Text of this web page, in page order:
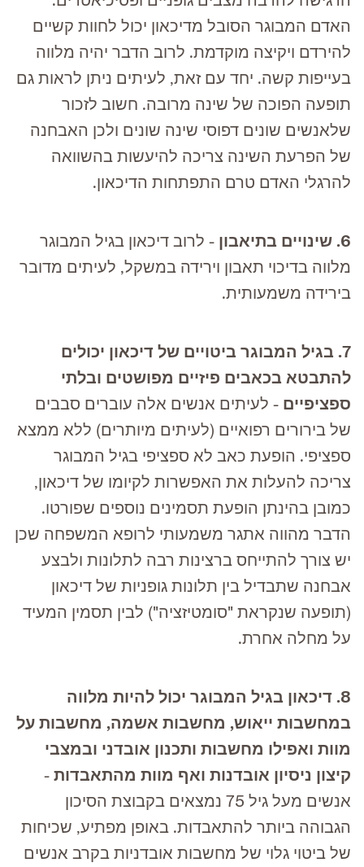
האדם המבוגר הסובל מדיכאון יכול לחוות קשיים
להירדם ויקיצה מוקדמת. לרוב הדבר יהיה מלווה
בעייפות קשה. יחד עם זאת, לעיתים ניתן לראות גם
תופעה הפוכה של שינה מרובה. חשוב לזכור
שלאנשים שונים דפוסי שינה שונים ולכן האבחנה
של הפרעת השינה צריכה להיעשות בהשוואה
להרגלי האדם טרם התפתחות הדיכאון.
6. שינויים בתיאבון
- לרוב דיכאון בגיל המבוגר
מלווה בדיכוי תאבון וירידה במשקל, לעיתים מדובר
בירידה משמעותית.
7. בגיל המבוגר ביטויים של דיכאון יכולים
להתבטא בכאבים פיזיים מפושטים ובלתי
ספציפיים - לעיתים אנשים אלה עוברים סבבים
של בירורים רפואיים (לעיתים מיותרים) ללא ממצא
ספציפי. הופעת כאב לא ספציפי בגיל המבוגר
צריכה להעלות את האפשרות לקיומו של דיכאון,
כמובן בהינתן הופעת תסמינים נוספים שפורטו.
הדבר מהווה אתגר משמעותי לרופא המשפחה שכן
יש צורך להתייחס ברצינות רבה לתלונות ולבצע
אבחנה שתבדיל בין תלונות גופניות של דיכאון
(תופעה שנקראת "סומטיזציה") לבין תסמין המעיד
על מחלה אחרת.
8. דיכאון בגיל המבוגר יכול להיות מלווה
במחשבות ייאוש, מחשבות אשמה, מחשבות על
מוות ואפילו מחשבות ותכנון אובדני ובמצבי
קיצון ניסיון אובדנות ואף מוות מהתאבדות-
אנשים מעל גיל 75 נמצאים בקבוצת הסיכון
הגבוהה ביותר להתאבדות. באופן מפתיע, שכיחות
של ביטוי גלוי של מחשבות אובדניות בקרב אנשים